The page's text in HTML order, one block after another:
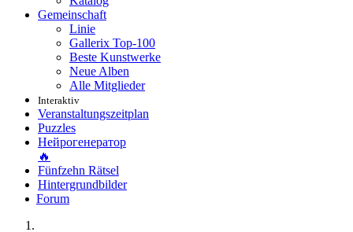
Gemeinschaft
Linie
Gallerix Top-100
Beste Kunstwerke
Neue Alben
Alle Mitglieder
Interaktiv
Veranstaltungszeitplan
Puzzles
Нейрогенератор
🔥
Fünfzehn Rätsel
Hintergrundbilder
Forum